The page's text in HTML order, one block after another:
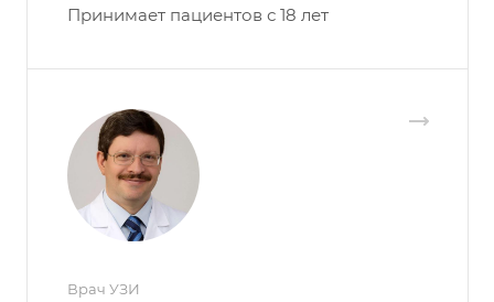
Принимает пациентов с 18 лет
Врач УЗИ